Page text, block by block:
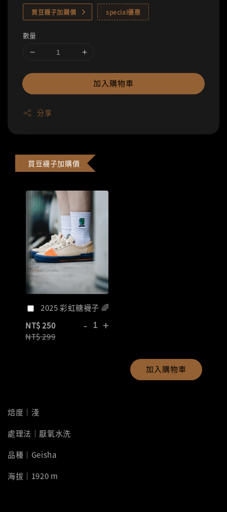
買豆襪子加購價 special優惠
數量
加入購物車
分享
買豆襪子加購價
2025 彩虹糖襪子 🌈
NT$ 250
NT$ 299
- +
加入購物車
焙度｜淺
處理法｜厭氧水洗
品種｜Geisha
海拔｜1920 m